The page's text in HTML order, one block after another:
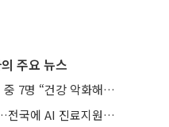
주요 뉴스
장기요양 재가급여 수급자 10명 중 7명 “건강 악화해도 집에서”
보건소에서도 대학병원급 진료…전국에 AI 진료지원도구 보급